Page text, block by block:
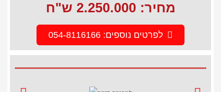
מחיר: 2.250.000 ש"ח
לפרטים נוספים: 054-8116166